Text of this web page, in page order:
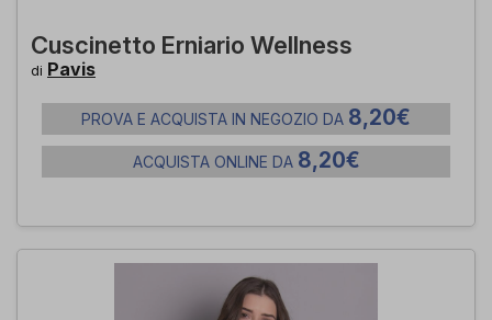
Cuscinetto Erniario Wellness
di Pavis
PROVA E ACQUISTA IN NEGOZIO DA 8,20€
ACQUISTA ONLINE DA 8,20€